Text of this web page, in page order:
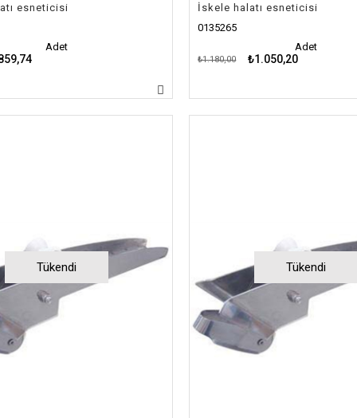
esneticisi
Adet
İskele halatı esneticisi
0135265
Adet
₺1.050,20
₺1.180,00
Tükendi Tükendi